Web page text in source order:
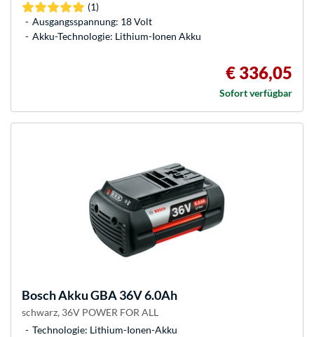
(1)
Ausgangsspannung: 18 Volt
Akku-Technologie: Lithium-Ionen Akku
€ 336,05
Sofort verfügbar
BoschAkku GBA 36V 6.0Ah
schwarz, 36V POWER FOR ALL
Technologie: Lithium-Ionen-Akku